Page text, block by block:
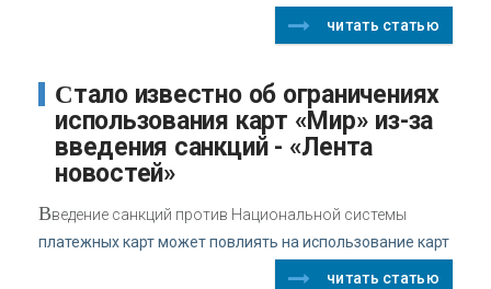
читать статью
Стало известно об ограничениях
использования карт «Мир» из-за
введения санкций - «Лента
новостей»
Введение санкций против Национальной системы
платежных карт может повлиять на использование карт
читать статью